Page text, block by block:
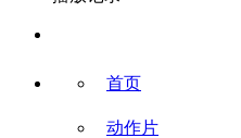
首页
动作片